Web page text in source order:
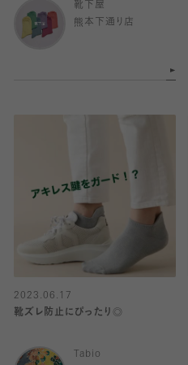
靴下屋
熊本下通り店
2023.06.17
靴ズレ防止にぴったり◎
Tabio